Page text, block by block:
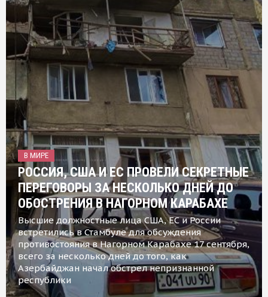
В МИРЕ
РОССИЯ, США И ЕС ПРОВЕЛИ СЕКРЕТНЫЕ
ПЕРЕГОВОРЫ ЗА НЕСКОЛЬКО ДНЕЙ ДО
ОБОСТРЕНИЯ В НАГОРНОМ КАРАБАХЕ
Высшие должностные лица США, ЕС и России
встретились в Стамбуле для обсуждения
противостояния в Нагорном Карабахе 17 сентября,
всего за несколько дней до того, как
Азербайджан начал обстрел непризнанной
республики